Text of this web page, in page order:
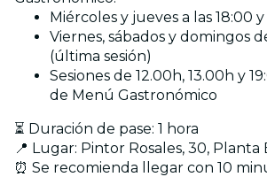
Miércoles y jueves a las 18:00 y
Viernes, sábados y domingos
(última sesión)
Sesiones de 12.00h, 13.00h y
de Menú Gastronómico
⏳ Duración de pase: 1 hora
📍 Lugar: Pintor Rosales, 30, Planta
⏰ Se recomienda llegar con 10